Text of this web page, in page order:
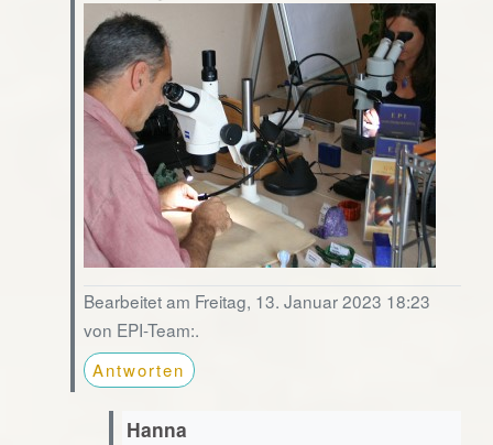
Bearbeitet am Freitag, 13. Januar 2023 18:23
von EPI-Team:.
Antworten
Hanna